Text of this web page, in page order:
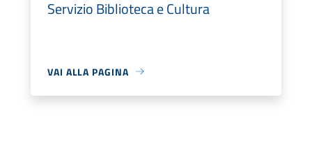
Servizio Biblioteca e Cultura
VAI ALLA PAGINA